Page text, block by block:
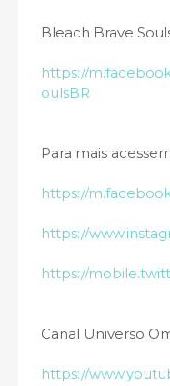
Bleach Brave
https://
oulsBR
Para mais acessem
https://
https://
https://
Canal Universo
https://